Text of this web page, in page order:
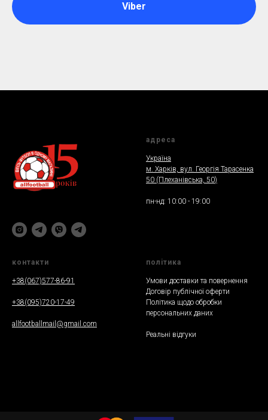
Viber
адреса
Україна
м. Харкiв, вул. Георгія Тарасенка
50 (Плеханiвська, 50)
пн-нд: 10:00 - 19:00
контакти
+38(067)577-86-91
+38(095)720-17-49
allfootballmail@gmail.com
полiтика
Умови доставки та повернення
Договір публічної оферти
Політика щодо обробки
персональних даних
Реальнi вiдгуки